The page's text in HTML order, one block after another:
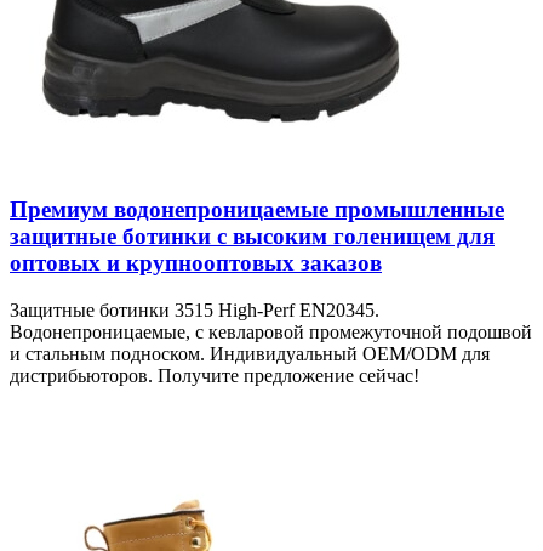
Премиум водонепроницаемые промышленные
защитные ботинки с высоким голенищем для
оптовых и крупнооптовых заказов
Защитные ботинки 3515 High-Perf EN20345.
Водонепроницаемые, с кевларовой промежуточной подошвой
и стальным подноском. Индивидуальный OEM/ODM для
дистрибьюторов. Получите предложение сейчас!